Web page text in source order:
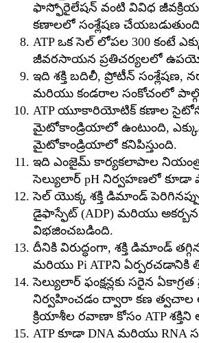
ఫాస్ఫోరైలేషన్ వంటి వివిధ
కణాలలో సంశ్లేషణ
ATP ఒక సెల్ లోపల 300 కంటే
జీవరసాయన ప్రతిచర్యలలో
ఇది శక్తి బదిలీ, ప్రోటీన్ సంశ్లేషణ,
మరియు కండరాల సంకోచంలో
ATP యూకారియోటిక్ కణాల
మైటోకాండ్రియాలో ఉంటుంది,
మైటోకాండ్రియాలో కనిపిస్తుంది.
ఇది ఎంజైమ్ కార్యకలాపాల
సెల్యులార్ pH నిర్వహణలో కూడా
సెల్ యొక్క శక్తి డిమాండ్
డైఫాస్ఫేట్ (ADP) మరియు
విభజించబడింది.
దీనికి విరుద్ధంగా, శక్తి డిమాండ్
మరియు Pi ATPని
సెల్యులార్ ఫంక్షన్లకు సరైన
నిర్వహించడం ద్వారా కణ
క్రియాశీల రవాణా కోసం ATP శక్తిని
ATP కూడా DNA మరియు RNA